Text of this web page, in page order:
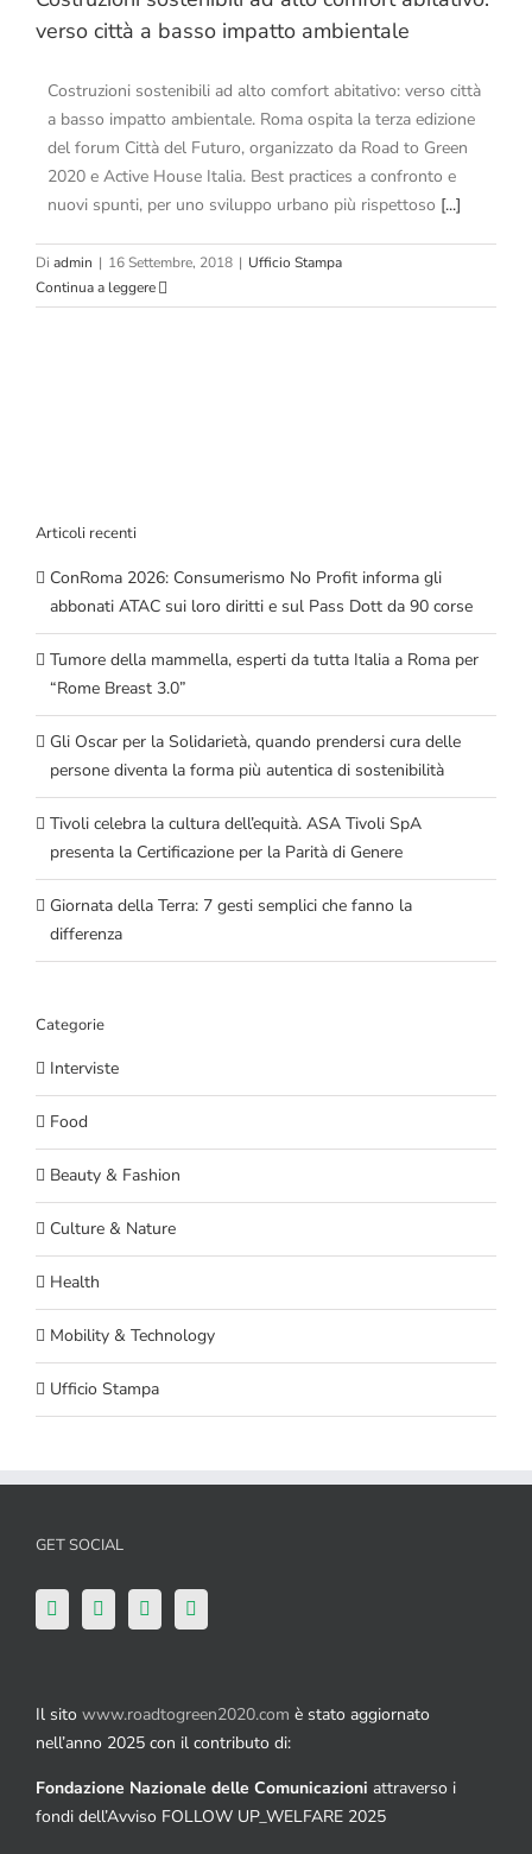
verso città a basso impatto ambientale
Costruzioni sostenibili ad alto comfort abitativo: verso città
a basso impatto ambientale. Roma ospita la terza edizione
del forum Città del Futuro, organizzato da Road to Green
2020 e Active House Italia. Best practices a confronto e
nuovi spunti, per uno sviluppo urbano più rispettoso [...]
Di admin | 16 Settembre, 2018 | Ufficio Stampa
Continua a leggere
Articoli recenti
ConRoma 2026: Consumerismo No Profit informa gli
abbonati ATAC sui loro diritti e sul Pass Dott da 90 corse
Tumore della mammella, esperti da tutta Italia a Roma per
“Rome Breast 3.0”
Gli Oscar per la Solidarietà, quando prendersi cura delle
persone diventa la forma più autentica di sostenibilità
Tivoli celebra la cultura dell’equità. ASA Tivoli SpA
presenta la Certificazione per la Parità di Genere
Giornata della Terra: 7 gesti semplici che fanno la
differenza
Categorie
Interviste
Food
Beauty & Fashion
Culture & Nature
Health
Mobility & Technology
Ufficio Stampa
GET SOCIAL
Il sito www.roadtogreen2020.com è stato aggiornato
nell’anno 2025 con il contributo di:
Fondazione Nazionale delle Comunicazioni attraverso i
fondi dell’Avviso FOLLOW UP_WELFARE 2025